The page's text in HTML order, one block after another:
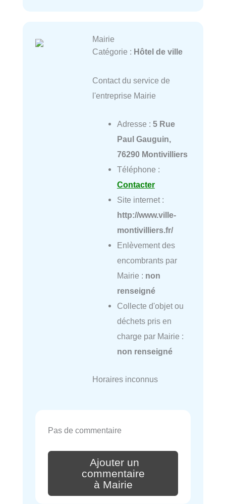
Mairie
Catégorie : Hôtel de ville
Contact du service de
l'entreprise Mairie
Adresse : 5 Rue
Paul Gauguin,
76290 Montivilliers
Téléphone :
Contacter
Site internet :
http://www.ville-
montivilliers.fr/
Enlèvement des
encombrants par
Mairie : non
renseigné
Collecte d'objet ou
déchets pris en
charge par Mairie :
non renseigné
Horaires inconnus
Pas de commentaire
Ajouter un
commentaire
à Mairie